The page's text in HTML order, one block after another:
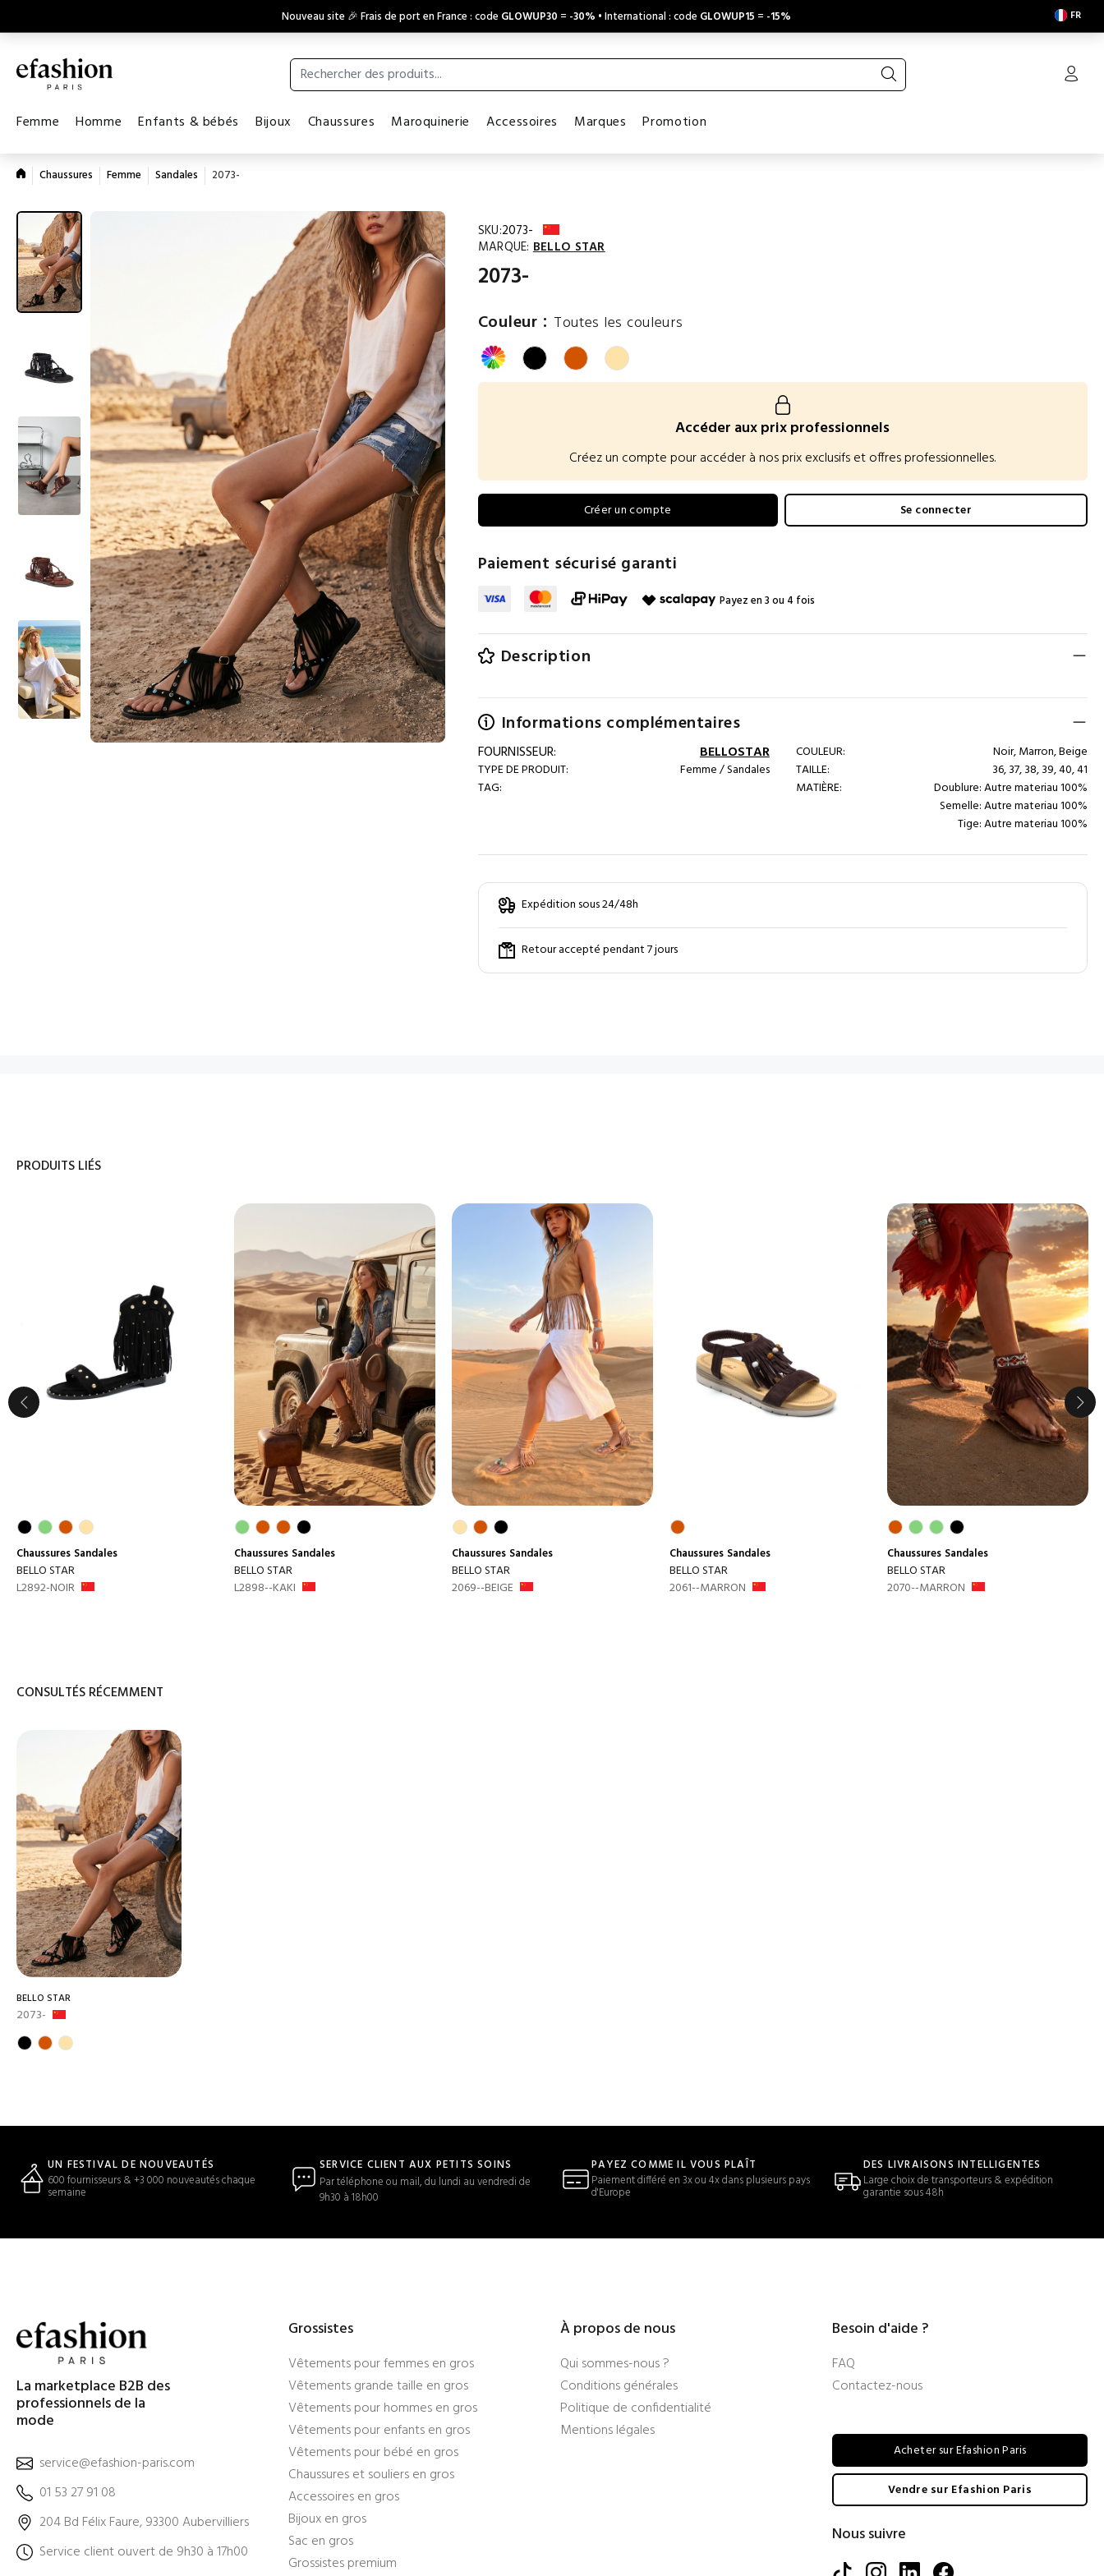
Nouveau site 🎉 Frais de port en France : code GLOWUP30 = -30% • International : code GLOWUP15 = -15% FR
Femme Homme Enfants & bébés Bijoux Chaussures Maroquinerie Accessoires Marques Promotion
Chaussures Femme Sandales 2073-
SKU:2073-
MARQUE: BELLO STAR
2073-
Couleur : Toutes les couleurs
Accéder aux prix professionnels
Créez un compte pour accéder à nos prix exclusifs et offres professionnelles.
Créer un compte Se connecter
Paiement sécurisé garanti
Payez en 3 ou 4 fois
Description
Informations complémentaires
FOURNISSEUR: BELLOSTAR
TYPE DE PRODUIT:
Femme / Sandales
TAG:
COULEUR:
Noir, Marron, Beige
TAILLE:
36, 37, 38, 39, 40, 41
MATIÈRE:
Doublure: Autre materiau 100%
Semelle: Autre materiau 100%
Tige: Autre materiau 100%
Expédition sous 24/48h
Retour accepté pendant 7 jours
PRODUITS LIÉS
Chaussures Sandales
BELLO STAR
L2892-NOIR
Chaussures Sandales
BELLO STAR
L2898--KAKI
Chaussures Sandales
BELLO STAR
2069--BEIGE
Chaussures Sandales
BELLO STAR
2061--MARRON
Chaussures Sandales
BELLO STAR
2070--MARRON
CONSULTÉS RÉCEMMENT
BELLO STAR
2073-
UN FESTIVAL DE NOUVEAUTÉS
600 fournisseurs & +3 000 nouveautés chaque
semaine
SERVICE CLIENT AUX PETITS SOINS
Par téléphone ou mail, du lundi au vendredi de
9h30 à 18h00
PAYEZ COMME IL VOUS PLAÎT
Paiement différé en 3x ou 4x dans plusieurs pays
d'Europe
DES LIVRAISONS INTELLIGENTES
Large choix de transporteurs & expédition
garantie sous 48h
La marketplace B2B des
professionnels de la
mode
service@efashion-paris.com
01 53 27 91 08
204 Bd Félix Faure, 93300 Aubervilliers
Service client ouvert de 9h30 à 17h00
Grossistes
Vêtements pour femmes en gros
Vêtements grande taille en gros
Vêtements pour hommes en gros
Vêtements pour enfants en gros
Vêtements pour bébé en gros
Chaussures et souliers en gros
Accessoires en gros
Bijoux en gros
Sac en gros
Grossistes premium
À propos de nous
Qui sommes-nous ?
Conditions générales
Politique de confidentialité
Mentions légales
Besoin d'aide ?
FAQ
Contactez-nous
Acheter sur Efashion Paris
Vendre sur Efashion Paris
Nous suivre